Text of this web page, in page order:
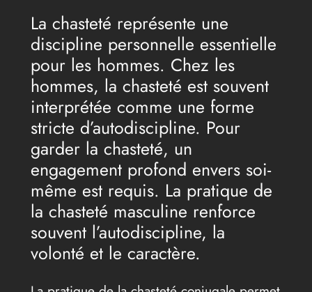
La chasteté représente une
discipline personnelle essentielle
pour les hommes. Chez les
hommes, la chasteté est souvent
interprétée comme une forme
stricte d’autodiscipline. Pour
garder la chasteté, un
engagement profond envers soi-
même est requis. La pratique de
la chasteté masculine renforce
souvent l’autodiscipline, la
volonté et le caractère.